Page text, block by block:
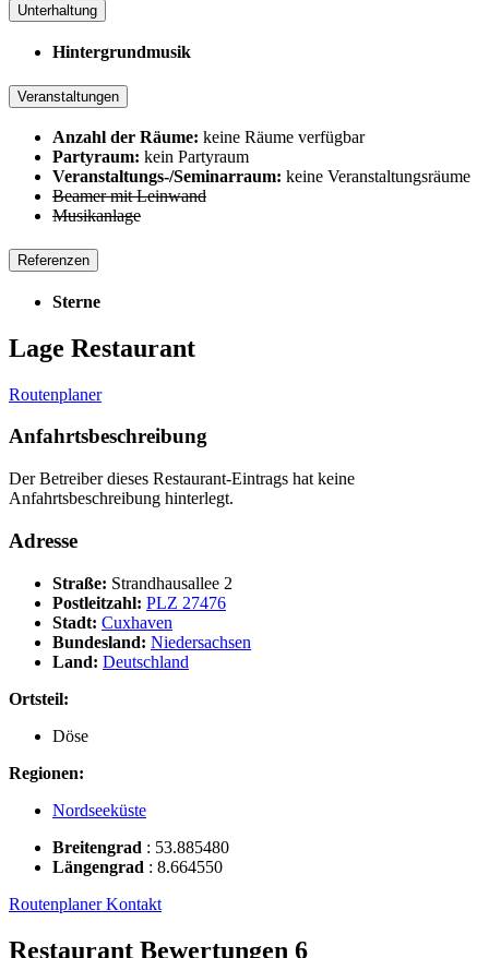
Unterhaltung
Hintergrundmusik
Veranstaltungen
Anzahl der Räume: keine Räume verfügbar
Partyraum: kein Partyraum
Veranstaltungs-/Seminarraum: keine Veranstaltungsräume
Beamer mit Leinwand
Musikanlage
Referenzen
Sterne
Lage Restaurant
Routenplaner
Anfahrtsbeschreibung
Der Betreiber dieses Restaurant-Eintrags hat keine
Anfahrtsbeschreibung hinterlegt.
Adresse
Straße: Strandhausallee 2
Postleitzahl: PLZ 27476
Stadt: Cuxhaven
Bundesland: Niedersachsen
Land: Deutschland
Ortsteil:
Döse
Regionen:
Nordseeküste
Breitengrad : 53.885480
Längengrad : 8.664550
RoutenplanerKontakt
Restaurant Bewertungen 6